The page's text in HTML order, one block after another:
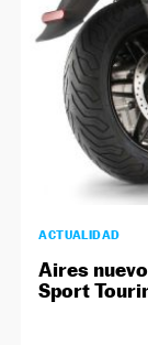
ACTUALIDAD
Aires
Sport